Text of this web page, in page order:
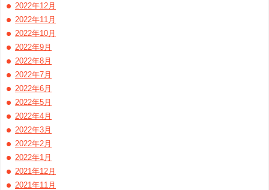
2022年12月
2022年11月
2022年10月
2022年9月
2022年8月
2022年7月
2022年6月
2022年5月
2022年4月
2022年3月
2022年2月
2022年1月
2021年12月
2021年11月